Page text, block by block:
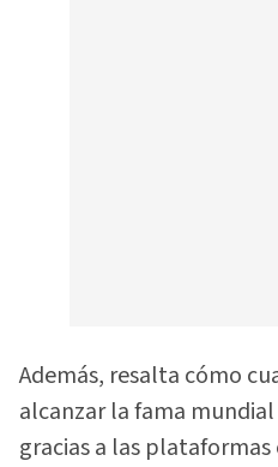
Además, resalta cómo
alcanzar la fama
gracias a las plataformas